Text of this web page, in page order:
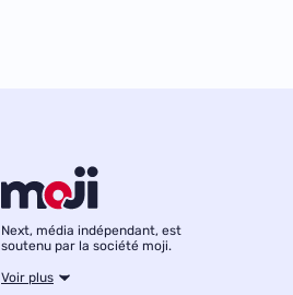
Next, média indépendant, est
soutenu par la société moji.
Voir plus